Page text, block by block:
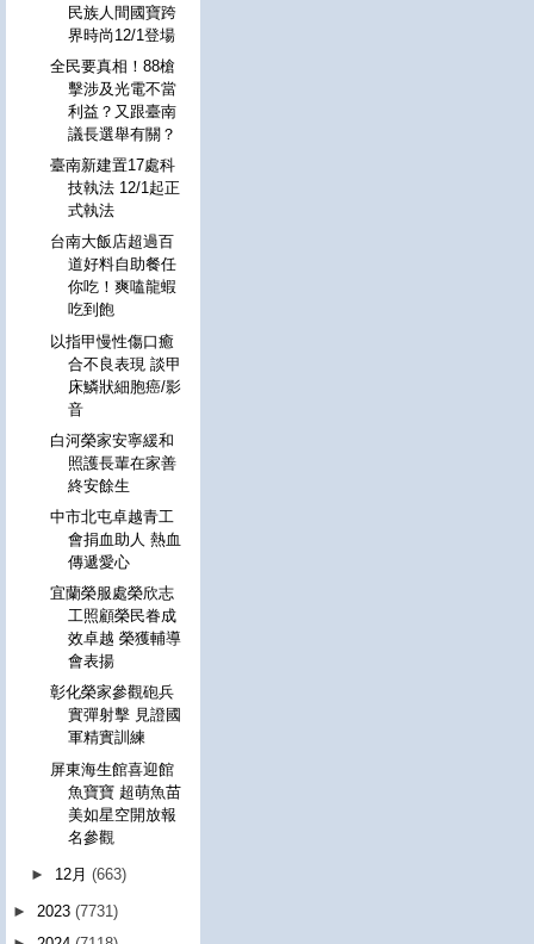
民族人間國寶跨
界時尚12/1登場
全民要真相！88槍
擊涉及光電不當
利益？又跟臺南
議長選舉有關？
臺南新建置17處科
技執法 12/1起正
式執法
台南大飯店超過百
道好料自助餐任
你吃！爽嗑龍蝦
吃到飽
以指甲慢性傷口癒
合不良表現 談甲
床鱗狀細胞癌/影
音
白河榮家安寧緩和
照護長輩在家善
終安餘生
中市北屯卓越青工
會捐血助人 熱血
傳遞愛心
宜蘭榮服處榮欣志
工照顧榮民眷成
效卓越 榮獲輔導
會表揚
彰化榮家參觀砲兵
實彈射擊 見證國
軍精實訓練
屏東海生館喜迎館
魚寶寶 超萌魚苗
美如星空開放報
名參觀
► 12月(663)
► 2023 (7731)